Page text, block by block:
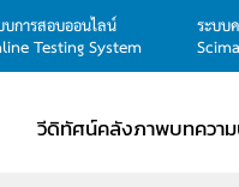
บการสอบออนไลน์
Testing System
ระบบ
วีดิทัศน์คลังภาพบทความ